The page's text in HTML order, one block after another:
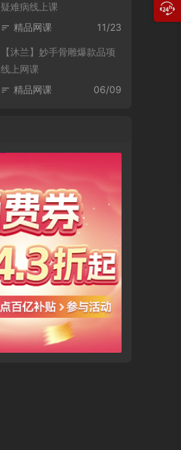
疑难病线上课
11/23
精品网课
【沐兰】妙手骨雕爆款品项
线上网课
06/09
精品网课